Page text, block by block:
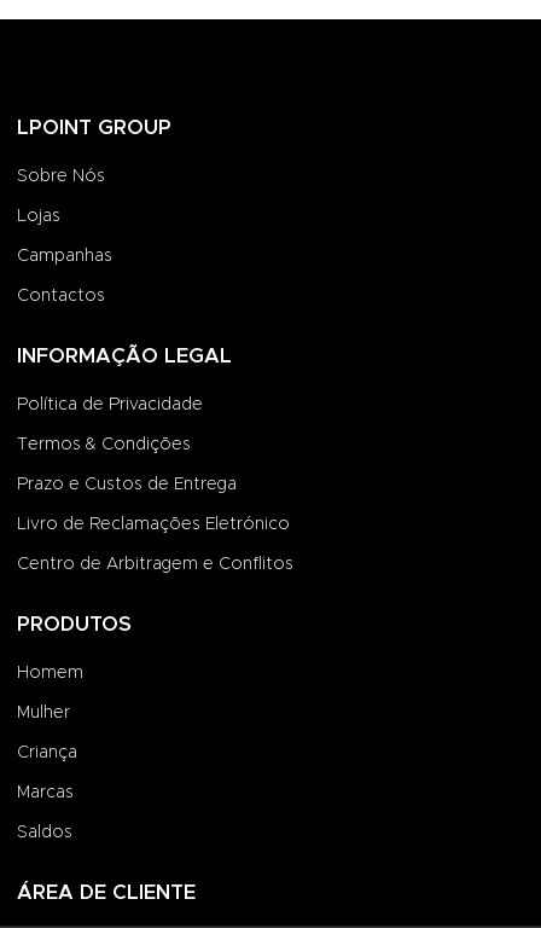
LPOINT GROUP
Sobre Nós
Lojas
Campanhas
Contactos
INFORMAÇÃO LEGAL
Política de Privacidade
Termos & Condições
Prazo e Custos de Entrega
Livro de Reclamações Eletrónico
Centro de Arbitragem e Conflitos
PRODUTOS
Homem
Mulher
Criança
Marcas
Saldos
ÁREA DE CLIENTE